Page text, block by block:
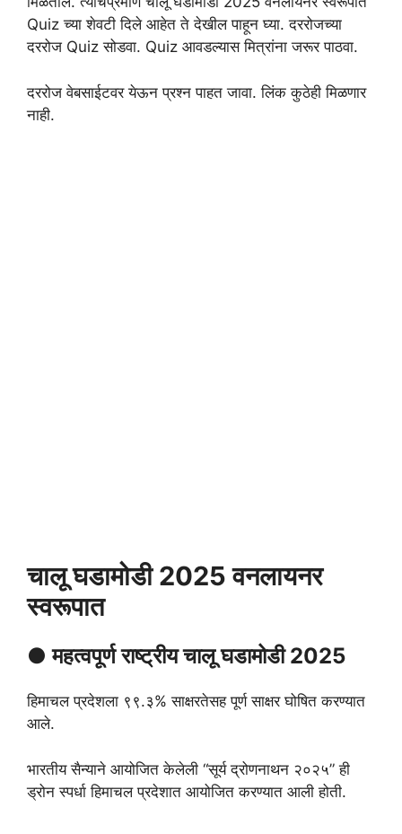
Quiz च्या शेवटी दिले आहेत ते देखील पाहून घ्या. दररोजच्या
दररोज Quiz सोडवा. Quiz आवडल्यास मित्रांना जरूर पाठवा.
दररोज वेबसाईटवर येऊन प्रश्न पाहत जावा. लिंक कुठेही मिळणार
नाही.
चालू घडामोडी 2025 वनलायनर
स्वरूपात
● महत्वपूर्णराष्ट्रीयचालू घडामोडी 2025
हिमाचल प्रदेशला ९९.३% साक्षरतेसह पूर्ण साक्षर घोषित करण्यात
आले.
भारतीय सैन्याने आयोजित केलेली “सूर्य द्रोणनाथन २०२५” ही
ड्रोन स्पर्धा हिमाचल प्रदेशात आयोजित करण्यात आली होती.